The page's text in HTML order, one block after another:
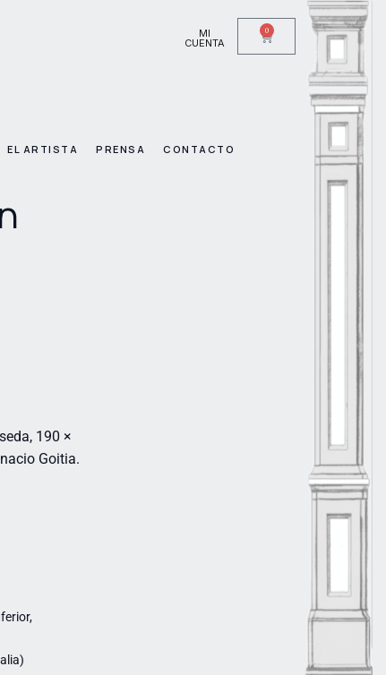
MI
CUENTA
0
EL ARTISTA PRENSA CONTACTO
190 ×
Goitia.